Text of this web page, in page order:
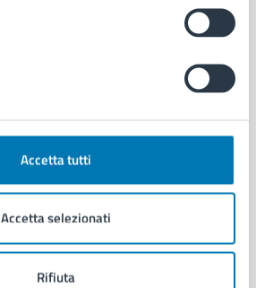
Accetta tutti
Accetta selezionati
Rifiuta